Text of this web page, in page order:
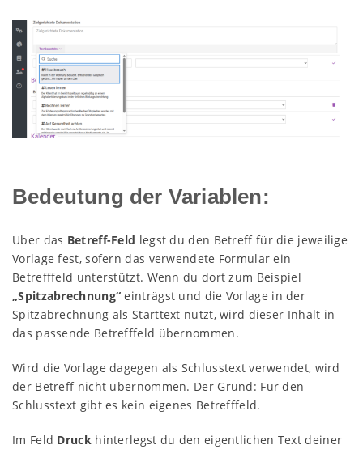
Bedeutung der Variablen:
Über das Betreff-Feld legst du den Betreff für die jeweilige
Vorlage fest, sofern das verwendete Formular ein
Betrefffeld unterstützt. Wenn du dort zum Beispiel
„Spitzabrechnung“ einträgst und die Vorlage in der
Spitzabrechnung als Starttext nutzt, wird dieser Inhalt in
das passende Betrefffeld übernommen.
Wird die Vorlage dagegen als Schlusstext verwendet, wird
der Betreff nicht übernommen. Der Grund: Für den
Schlusstext gibt es kein eigenes Betrefffeld.
Im Feld Druckhinterlegst du den eigentlichen Text deiner